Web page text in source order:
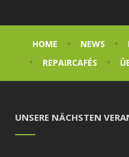
HOME NEWS
REPAIRCAFÉS
UNSERE NÄCHSTEN